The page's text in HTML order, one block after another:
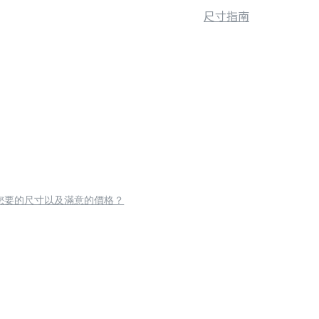
尺寸指南
要的尺寸以及滿意的價格？